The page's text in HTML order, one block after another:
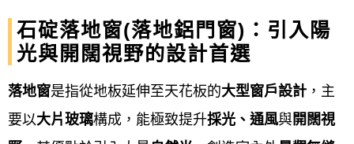
衛崗亭等。
石碇鋁門窗服務流程
鋁門窗工程宅急便提供石碇鋁門窗服務流程通常包
石碇落地窗(落地鋁門窗)：引入陽
光與開闊視野的設計首選
落地窗是指從地板延伸至天花板的大型窗戶設計 ，主
要以大片玻璃構成，能極致提升採光、通風與開闊視